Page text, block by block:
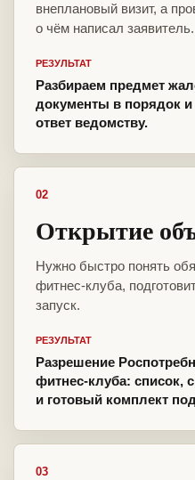
внеплановый визит, а
о чём написал заявитель.
РЕЗУЛЬТАТ
Разбираем предмет
документы в порядок
ответ ведомству.
02
Открытие
Нужно быстро понять
фитнес-клуба,
запуск.
РЕЗУЛЬТАТ
Разрешение
фитнес-клуба: список,
и готовый комплект
03